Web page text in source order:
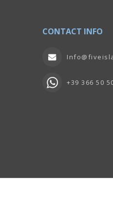
CONTACT INFO
+39 366 50